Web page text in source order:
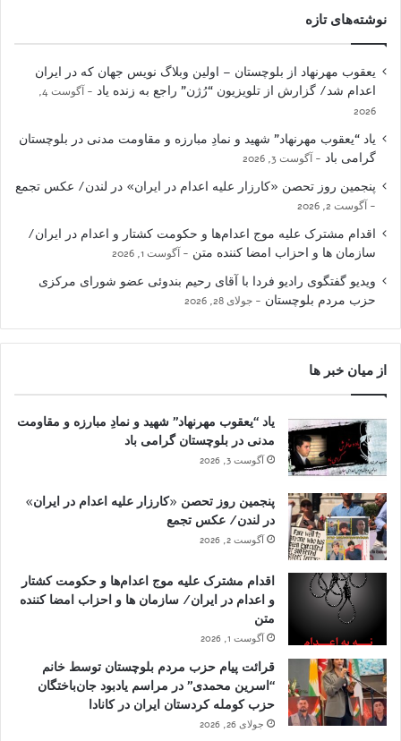
نوشته‌های تازه
یعقوب مهرنهاد از بلوچستان – اولین وبلاگ نویس جهان که در ایران
اعدام شد/ گزارش از تلویزیون “رُژن” راجع به زنده یاد
آگوست 4,
2026
یاد “یعقوب مهرنهاد” شهید و نمادِ مبارزه و مقاومت مدنی در بلوچستان
گرامی باد
آگوست 3, 2026
پنجمین روز تحصن «کارزار علیه اعدام در ایران» در لندن/ عکس تجمع
آگوست 2, 2026
اقدام مشترک علیه موج اعدام‌ها و حکومت کشتار و اعدام در ایران/
سازمان ها و احزاب امضا کننده متن
آگوست 1, 2026
ویدیو گفتگوی رادیو فردا با آقای رحیم بندوئی عضو شورای مرکزی
حزب مردم بلوچستان
جولای 28, 2026
از میان خبر ها
یاد “یعقوب مهرنهاد” شهید و نمادِ مبارزه و مقاومت
مدنی در بلوچستان گرامی باد
آگوست 3, 2026
پنجمین روز تحصن «کارزار علیه اعدام در ایران»
در لندن/ عکس تجمع
آگوست 2, 2026
اقدام مشترک علیه موج اعدام‌ها و حکومت کشتار
و اعدام در ایران/ سازمان ها و احزاب امضا کننده
متن
آگوست 1, 2026
قرائت پیام حزب مردم بلوچستان توسط خانم
“اسرین محمدی” در مراسم یادبود جان‌باختگان
حزب کومله کردستان ایران در کانادا
جولای 26, 2026